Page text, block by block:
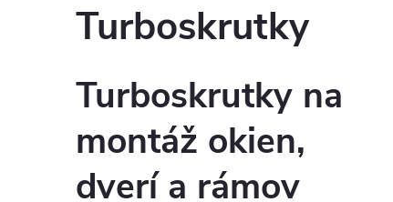
Turboskrutky
Turboskrutky na
montáž okien,
dverí a rámov